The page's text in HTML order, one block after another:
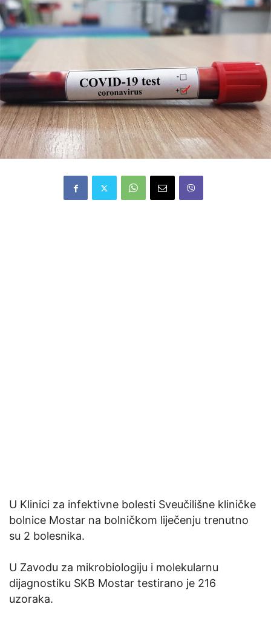
U Klinici za infektivne bolesti Sveučilišne kliničke
bolnice Mostar na bolničkom liječenju trenutno
su 2 bolesnika.
U Zavodu za mikrobiologiju i molekularnu
dijagnostiku SKB Mostar testirano je 216
uzoraka.